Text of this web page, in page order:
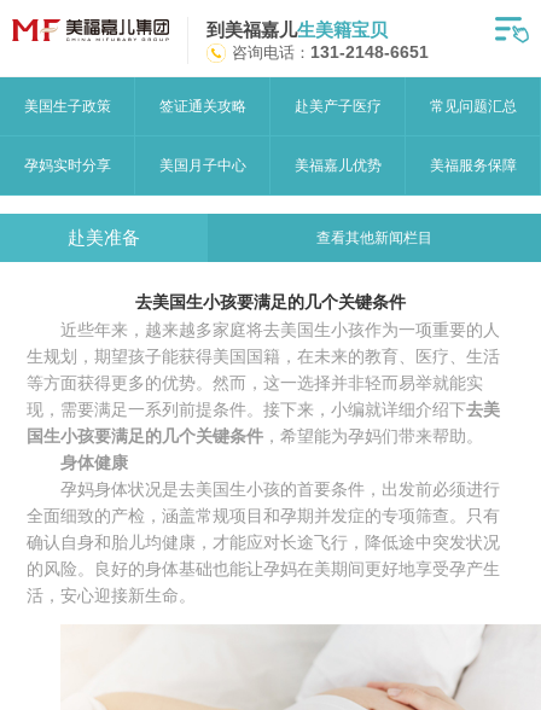
到美福嘉儿生美籍宝贝
咨询电话： 131-2148-6651
美国生子政策 签证通关攻略 赴美产子医疗 常见问题汇总
孕妈实时分享 美国月子中心 美福嘉儿优势 美福服务保障
赴美准备 查看其他新闻栏目
去美国生小孩要满足的几个关键条件
近些年来，越来越多家庭将去美国生小孩作为一项重要的人
生规划，期望孩子能获得美国国籍，在未来的教育、医疗、生活
等方面获得更多的优势。然而，这一选择并非轻而易举就能实
现，需要满足一系列前提条件。接下来，小编就详细介绍下去美
国生小孩要满足的几个关键条件 ，希望能为孕妈们带来帮助。
身体健康
孕妈身体状况是去美国生小孩的首要条件，出发前必须进行
全面细致的产检，涵盖常规项目和孕期并发症的专项筛查。只有
确认自身和胎儿均健康，才能应对长途飞行，降低途中突发状况
的风险。良好的身体基础也能让孕妈在美期间更好地享受孕产生
活，安心迎接新生命。
首页
月子中心服务
宝妈见证
赴美攻略
赴美生子问答
关于美福嘉儿